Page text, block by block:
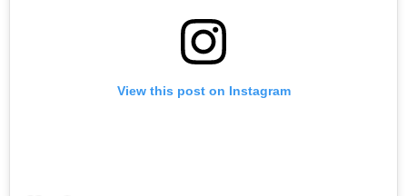
View this post on Instagram